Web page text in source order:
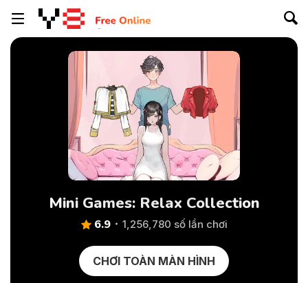
Mini Games: Relax Collection
6.9 1,256,780 số lần chơi
CHƠI TOÀN MÀN HÌNH